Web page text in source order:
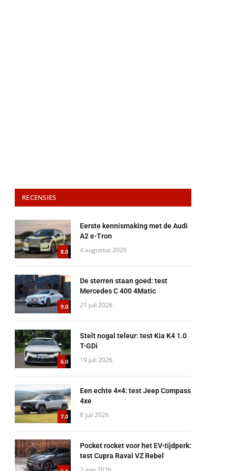
RECENSIES
8.0
Eerste kennismaking met de Audi
A2 e-Tron
4 augustus 2026
9.0
De sterren staan goed: test
Mercedes C 400 4Matic
21 juli 2026
6.0
Stelt nogal teleur: test Kia K4 1.0
T-GDi
19 juli 2026
7.0
Een echte 4×4: test Jeep Compass
4xe
8 juli 2026
Pocket rocket voor het EV-tijdperk:
test Cupra Raval VZ Rebel